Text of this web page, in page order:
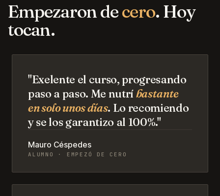
Empezaron decero. Hoy
tocan.
"Exelente el curso, progresando
paso a paso. Me nutríbastante
en solo unos días. Lo recomiendo
y se los garantizo al 100%."
Mauro Céspedes
ALUMNO · EMPEZÓ DE CERO